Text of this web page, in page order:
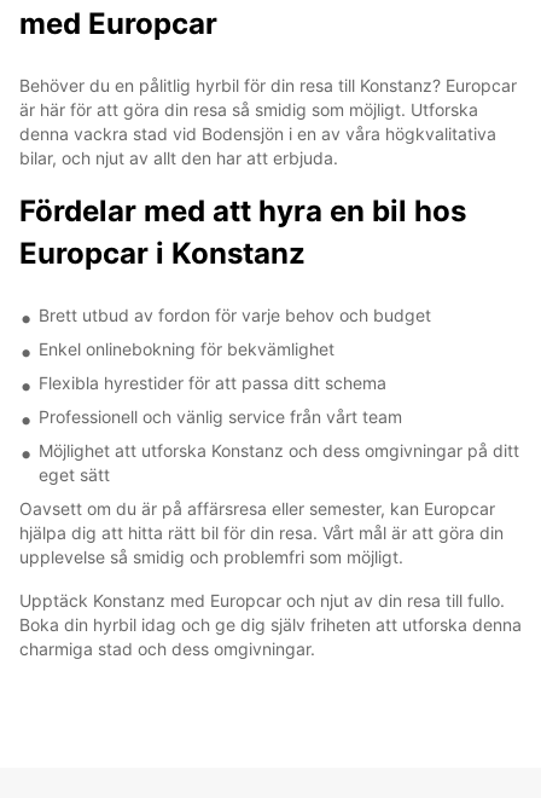
med Europcar
Behöver du en pålitlig hyrbil för din resa till Konstanz? Europcar
är här för att göra din resa så smidig som möjligt. Utforska
denna vackra stad vid Bodensjön i en av våra högkvalitativa
bilar, och njut av allt den har att erbjuda.
Fördelar med att hyra en bil hos
Europcar i Konstanz
Brett utbud av fordon för varje behov och budget
Enkel onlinebokning för bekvämlighet
Flexibla hyrestider för att passa ditt schema
Professionell och vänlig service från vårt team
Möjlighet att utforska Konstanz och dess omgivningar på ditt
eget sätt
Oavsett om du är på affärsresa eller semester, kan Europcar
hjälpa dig att hitta rätt bil för din resa. Vårt mål är att göra din
upplevelse så smidig och problemfri som möjligt.
Upptäck Konstanz med Europcar och njut av din resa till fullo.
Boka din hyrbil idag och ge dig själv friheten att utforska denna
charmiga stad och dess omgivningar.